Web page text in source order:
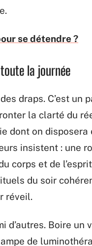
se détendre ?
la journée
draps. C’est un
la clarté du
dont on
insistent : une
corps et de
du soir
réveil.
d’autres. Boire un
de